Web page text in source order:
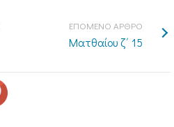
ΕΠΟΜΕΝΟ ΑΡΘΡΟ
Ματθαίου ζ΄ 15